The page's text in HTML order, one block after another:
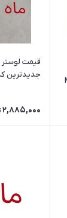
قیمت لوستر
جدیدترین کد MAH_K_288
2,885,000